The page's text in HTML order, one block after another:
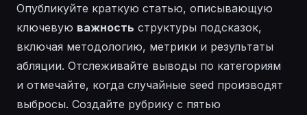
Опубликуйте краткую статью, описывающую
ключевую важность структуры подсказок,
включая методологию, метрики и результаты
абляции. Отслеживайте выводы по категориям
и отмечайте, когда случайные seed производят
выбросы. Создайте рубрику с пятью